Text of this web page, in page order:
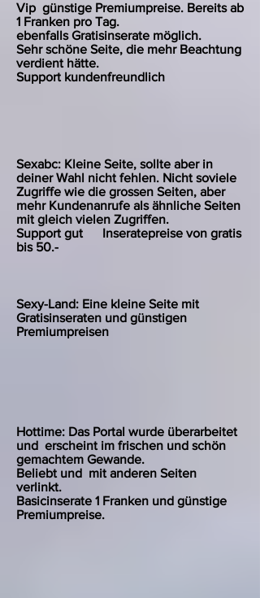
Vip günstige Premiumpreise. Bereits ab
1 Franken pro Tag.
ebenfalls Gratisinserate möglich.
Sehr schöne Seite, die mehr Beachtung
verdient hätte.
Support kundenfreundlich
Sexabc: Kleine Seite, sollte aber in
deiner Wahl nicht fehlen. Nicht soviele
Zugriffe wie die grossen Seiten, aber
mehr Kundenanrufe als ähnliche Seiten
mit gleich vielen Zugriffen.
Support gut Inseratepreise von gratis
bis 50.-
Sexy-Land: Eine kleine Seite mit
Gratisinseraten und günstigen
Premiumpreisen
Hottime: Das Portal wurde überarbeitet
und erscheint im frischen und schön
gemachtem Gewande.
Beliebt und mit anderen Seiten
verlinkt.
Basicinserate 1 Franken und günstige
Premiumpreise.